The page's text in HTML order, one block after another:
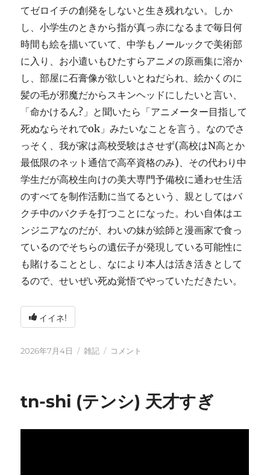
てゼロイチの創発をしないと生き残れない。しか
し、小学生のときから指が真っ赤になるまで毎日何
時間も絵を描いていて、中学もノールックで美術部
に入り、お小遣いもひたすらアニメの原画集に溶か
し、部屋に石膏像が欲しいとねだられ、絵かくのに
髪の毛が邪魔だからスキンヘッドにしたいと言い、
「命かけるん?」と聞いたら「アニメーター目指して
死ぬならそれでok」みたいなことを言う。なのでさ
っそく、我が家は高校受験はさせず(高校はN高とか
最低限のネット通信で高卒資格のみ)、その代わり中
学生だが高校生向けの美大専門予備校に通わせ生活
のすべてを制作活動に当てるという、親としてはバ
クチ中のバクチを打つことになった。わい自体はエ
ンジニアなのだが、わいの妹が絵師と漫画家で食っ
ているのでそちらの遺伝子が発現している可能性に
も賭けることとし、なにより本人は活き活きとして
るので、せいぜい死ぬ覚悟でやっていただきたい。
イイネ!
投
2026年7月4日
カ
ー
雑記
い
と
コメント
tn-shi (テンシ) 天才すぎ